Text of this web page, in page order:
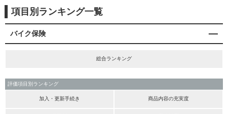
項目別ランキング一覧
バイク保険
総合ランキング
評価項目別ランキング
加入・更新手続き 商品内容の充実度